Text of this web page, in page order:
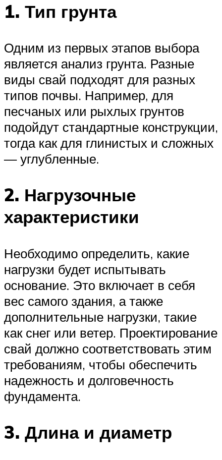
1. Тип грунта
Одним из первых этапов выбора
является анализ грунта. Разные
виды свай подходят для разных
типов почвы. Например, для
песчаных или рыхлых грунтов
подойдут стандартные конструкции,
тогда как для глинистых и сложных
— углубленные.
2. Нагрузочные
характеристики
Необходимо определить, какие
нагрузки будет испытывать
основание. Это включает в себя
вес самого здания, а также
дополнительные нагрузки, такие
как снег или ветер. Проектирование
свай должно соответствовать этим
требованиям, чтобы обеспечить
надежность и долговечность
фундамента.
3. Длина и диаметр